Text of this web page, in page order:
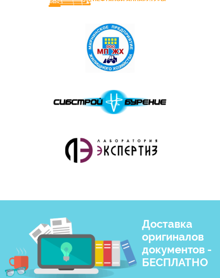
Доставка
оригиналов
документов -
БЕСПЛАТНО